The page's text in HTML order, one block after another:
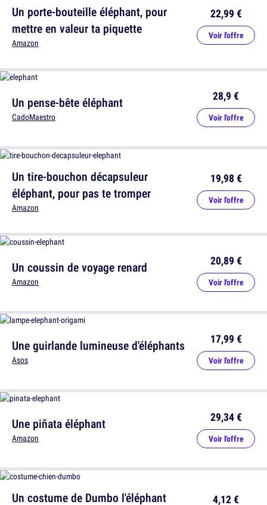
Un porte-bouteille éléphant, pour
mettre en valeur ta piquette
Amazon
22,99 €
Voir l'offre
Un coussin de voyage renard
Amazon
20,89 €
Voir l'offre
Une piñata éléphant
Amazon
29,34 €
Voir l'offre
Un costume de Dumbo l'éléphant
4,12 €
Un pense-bête éléphant
CadoMaestro
28,9 €
Voir l'offre
Un tire-bouchon décapsuleur
éléphant, pour pas te tromper
Amazon
19,98 €
Voir l'offre
Une guirlande lumineuse d'éléphants
Asos
17,99 €
Voir l'offre